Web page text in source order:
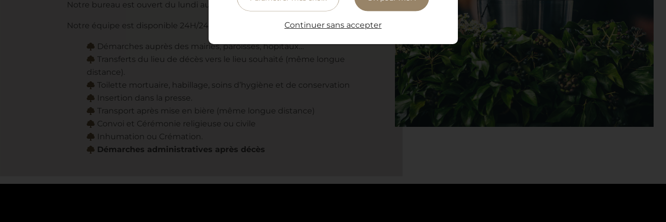
Notre bureau est ouvert du lundi au samedi de 9H à 12H et de 14H à 18H.
Notre équipe est disponible 24H/24 – 7J/7
Démarches auprès des mairies, paroisses, hôpitaux…
Transferts du lieu de décès vers le lieu souhaité (même longue
distance).
Toilette mortuaire, habillage, soins d’hygiène et de conservation
Insertion dans la presse.
Transport après mise en bière (même longue distance)
Convoi et Cérémonie religieuse ou civile
Inhumation ou Crémation.
Démarches administratives après décès
Continuer sans accepter